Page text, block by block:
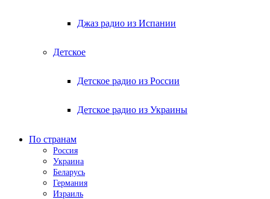
Джаз радио из Испании
Детское
Детское радио из России
Детское радио из Украины
По странам
Россия
Украина
Беларусь
Германия
Израиль